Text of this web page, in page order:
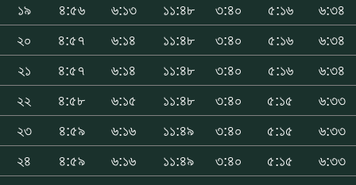
১৯
৪:৫৬ ৬:১৩ ১১:৪৮ ৩:৪০ ৫:১৬
৬:৩৪
২০
৪:৫৭ ৬:১৪ ১১:৪৮ ৩:৪০ ৫:১৬
৬:৩৪
২১
৪:৫৭ ৬:১৪ ১১:৪৮ ৩:৪০ ৫:১৬
৬:৩৪
২২
৪:৫৮ ৬:১৫ ১১:৪৮ ৩:৪০ ৫:১৫
৬:৩৩
২৩
৪:৫৯ ৬:১৬ ১১:৪৯ ৩:৪০ ৫:১৫
৬:৩৩
২৪
৪:৫৯ ৬:১৬ ১১:৪৯ ৩:৪০ ৫:১৫
৬:৩৩